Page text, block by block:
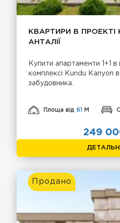
КВАРТИРИ В ПРОЕКТІ
АНТАЛІЇ
Купити апартаменти 1+1 в
комплексі Kundu Kanyon в
забудовника.
Площа від61 М
249
Продано